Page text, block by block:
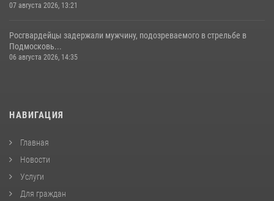
07 августа 2026, 13:21
Росгвардейцы задержали мужчину, подозреваемого в стрельбе в
Подмосковь...
06 августа 2026, 14:35
НАВИГАЦИЯ
Главная
Новости
Услуги
Для граждан